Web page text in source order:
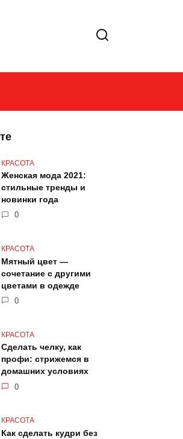
КРАСОТА
Женская мода 2021:
стильные тренды и
новинки года
0
КРАСОТА
Мятный цвет —
сочетание с другими
цветами в одежде
0
КРАСОТА
Сделать челку, как
профи: стрижемся в
домашних условиях
0
КРАСОТА
Как сделать кудри без